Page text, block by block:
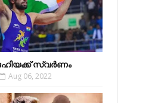
സ്വര്‍ണം
Aug 06, 2022